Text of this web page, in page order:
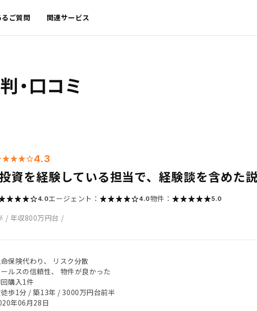
ご質問 関連サービス
・口コミ
4.3
資を経験している担当で、経験談を含めた
4.0エージェント： 4.0物件： 5.0
/ 年収800万円台 /
保険代わり、 リスク分散
ルスの信頼性、 物件が良かった
購入1件
歩1分 / 築13年 / 3000万円台前半
年06月28日